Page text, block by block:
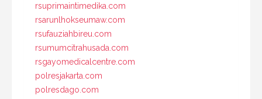
rsuprimaintimedika.com
rsarunlhokseumaw.com
rsufauziahbireu.com
rsumumcitrahusada.com
rsgayomedicalcentre.com
polresjakarta.com
polresdago.com